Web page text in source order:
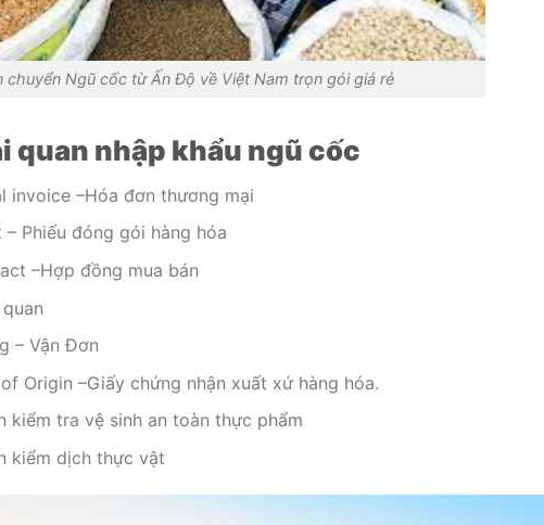
chuyển Ngũ cốc từ Ấn Độ về Việt Nam trọn gói giá rẻ
quan nhập khẩu ngũ cốc
invoice –Hóa đơn thương mại
– Phiếu đóng gói hàng hóa
–Hợp đồng mua bán
– Vận Đơn
Origin –Giấy chứng nhận xuất xứ hàng hóa.
kiểm tra vệ sinh an toàn thực phẩm
kiểm dịch thực vật